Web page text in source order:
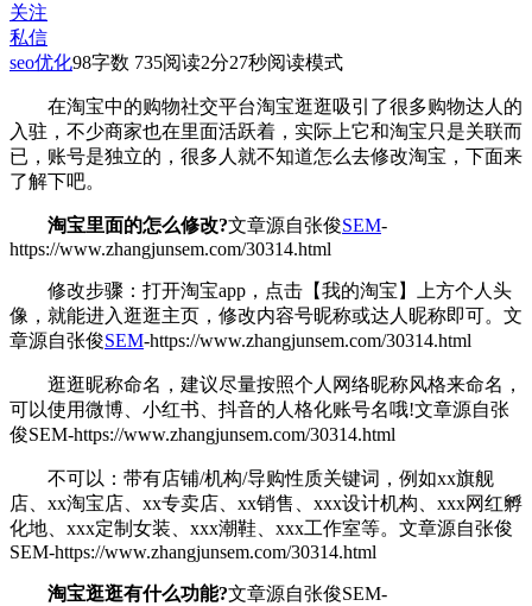
关注
私信
seo优化98字数 735阅读2分27秒阅读模式
在淘宝中的购物社交平台淘宝逛逛吸引了很多购物达人的
入驻，不少商家也在里面活跃着，实际上它和淘宝只是关联而
已，账号是独立的，很多人就不知道怎么去修改淘宝，下面来
了解下吧。
淘宝里面的怎么修改?文章源自张俊SEM-
https://www.zhangjunsem.com/30314.html
修改步骤：打开淘宝app，点击【我的淘宝】上方个人头
像，就能进入逛逛主页，修改内容号昵称或达人昵称即可。 文
章源自张俊SEM-https://www.zhangjunsem.com/30314.html
逛逛昵称命名，建议尽量按照个人网络昵称风格来命名，
可以使用微博、小红书、抖音的人格化账号名哦!文章源自张
俊SEM-https://www.zhangjunsem.com/30314.html
不可以：带有店铺/机构/导购性质关键词，例如xx旗舰
店、xx淘宝店、xx专卖店、xx销售、xxx设计机构、xxx网红孵
化地、xxx定制女装、xxx潮鞋、xxx工作室等。 文章源自张俊
SEM-https://www.zhangjunsem.com/30314.html
淘宝逛逛有什么功能?文章源自张俊SEM-